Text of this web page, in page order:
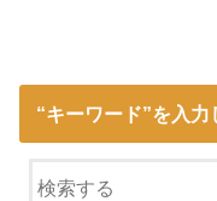
“キーワード”を入